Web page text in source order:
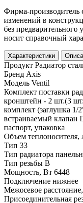
Фирма-производитель
изменений в
без
носит справочный
Характеристики
Продукт Радиатор
Бренд Axis
Модель Ventil
Комплект поставки
кронштейн - 2 шт.(3
комплект (заглушка 1/
встраиваемый клапан
паспорт, упаковка
Объем теплоносителя,
Тип 33
Тип радиатора
Тип резьбы В
Мощность, Вт 6448
Подключение нижнее
Межосевое
Присоединительная